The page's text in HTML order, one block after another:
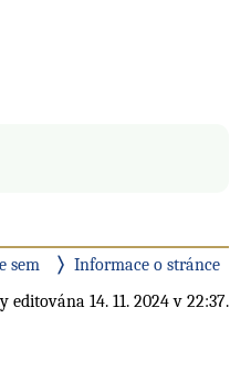
sem
Informace o stránce
editována 14. 11. 2024 v 22:37.